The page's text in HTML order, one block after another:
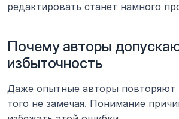
редактировать станет намного
Почему авторы
избыточность
Даже опытные авторы повторяют
того не замечая. Понимание